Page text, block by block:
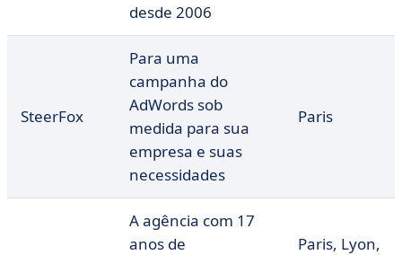
desde 2006
SteerFox
Para uma
campanha do
AdWords sob
medida para sua
empresa e suas
necessidades
Paris
A agência com 17
anos de
Paris, Lyon,